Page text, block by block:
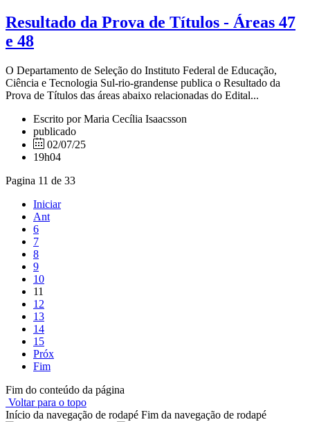
Resultado da Prova de Títulos - Áreas 47
e 48
O Departamento de Seleção do Instituto Federal de Educação,
Ciência e Tecnologia Sul-rio-grandense publica o Resultado da
Prova de Títulos das áreas abaixo relacionadas do Edital...
Escrito por Maria Cecília Isaacsson
publicado
02/07/25
19h04
Pagina 11 de 33
Iniciar
Ant
6
7
8
9
10
11
12
13
14
15
Próx
Fim
Fim do conteúdo da página
Voltar para o topo
Início da navegação de rodapé Fim da navegação de rodapé